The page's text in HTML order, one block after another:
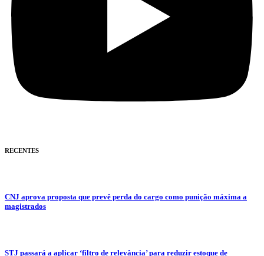
RECENTES
CNJ aprova proposta que prevê perda do cargo como punição máxima a
magistrados
STJ passará a aplicar ‘filtro de relevância’ para reduzir estoque de